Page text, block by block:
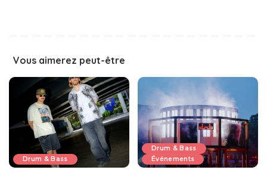
Vous aimerez peut-être
Drum & Bass
Drum & Bass
Événements